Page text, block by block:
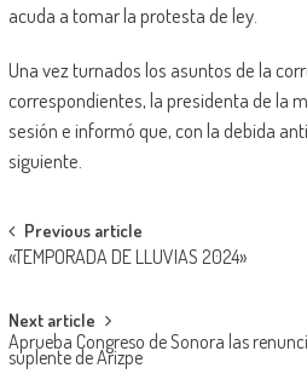
acuda a tomar la protesta de ley.
Una vez turnados los asuntos de la
correspondientes, la presidenta de la
sesión e informó que, con la debida
siguiente.
Post
navigation
Previous article
«TEMPORADA DE LLUVIAS 2024»
Next article
Aprueba Congreso de Sonora las
suplente de Arizpe